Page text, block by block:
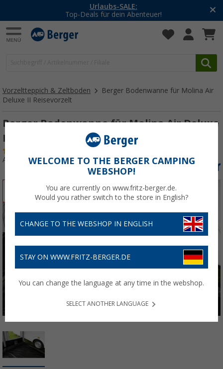
-20% auf Kleidung und Schuhe
Mit dem Aktionscode20SSV
Vorzeltteppich & Zeltboden
Berger Bodenwanne für Molina Air
Deluxe II Reisevorzelt
Berger Bodenwanne für Molina Air Deluxe
II Reisevorzelt
Art.-Nr.: 263390WELCOME TO THE BERGER CAMPING
WEBSHOP!
You are currently on www.fritz-berger.de.
Would you rather switch to the store in English?
CHANGE TO THE WEBSHOP IN ENGLISH
STAY ON WWW.FRITZ-BERGER.DE
You can change the language at any time in the webshop.
SELECT ANOTHER LANGUAGE